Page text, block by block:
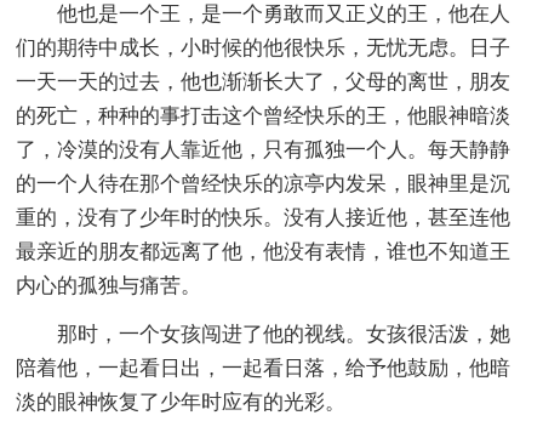
他也是一个王，是一个勇敢而又正义的王，他在人
们的期待中成长，小时候的他很快乐，无忧无虑。日子
一天一天的过去，他也渐渐长大了，父母的离世，朋友
的死亡，种种的事打击这个曾经快乐的王，他眼神暗淡
了，冷漠的没有人靠近他，只有孤独一个人。每天静静
的一个人待在那个曾经快乐的凉亭内发呆，眼神里是沉
重的，没有了少年时的快乐。没有人接近他，甚至连他
最亲近的朋友都远离了他，他没有表情，谁也不知道王
内心的孤独与痛苦。
那时，一个女孩闯进了他的视线。女孩很活泼，她
陪着他，一起看日出，一起看日落，给予他鼓励，他暗
淡的眼神恢复了少年时应有的光彩。